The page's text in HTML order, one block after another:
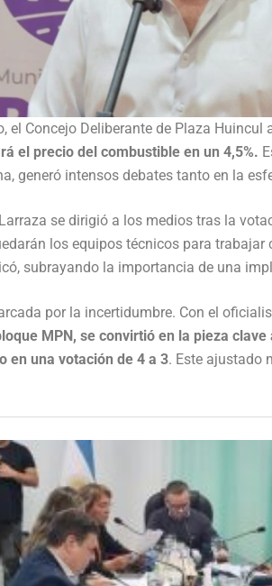
el Concejo Deliberante de Plaza Huincul
el precio del combustible en un 4,5%.
generó intensos debates tanto en la
se dirigió a los medios tras la
los equipos técnicos para
subrayando la importancia de una
por la incertidumbre. Con el
MPN, se convirtió en la pieza
en una votación de 4 a 3. Este ajustado